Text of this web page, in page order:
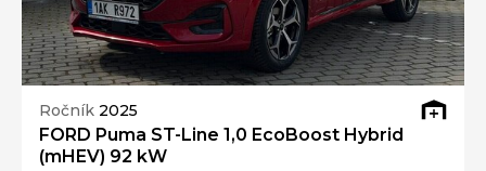
Ročník 2025
FORD Puma ST-Line 1,0 EcoBoost Hybrid
(mHEV) 92 kW